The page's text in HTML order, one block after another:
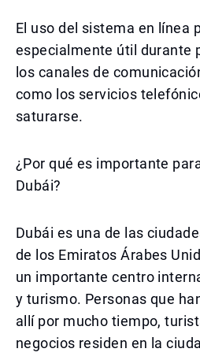
El uso del sistema en línea
especialmente útil durante
los canales de
como los servicios
saturarse.
¿Por qué es importante
Dubái?
Dubái es una de las
de los Emiratos Árabes
un importante centro
y turismo. Personas que
allí por mucho tiempo,
negocios residen en la